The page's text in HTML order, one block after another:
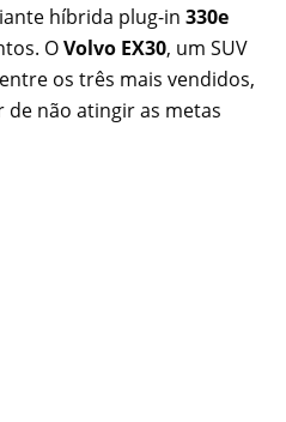
híbrida plug-in 330e
OVolvo EX30, um SUV
os três mais vendidos,
de não atingir as metas